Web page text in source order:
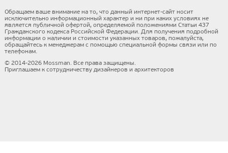
Обращаем ваше внимание на то, что данный интернет-сайт носит
исключительно информационный характер и ни при каких условиях не
является публичной офертой, определяемой положениями Статьи 437
Гражданского кодекса Российской Федерации. Для получения подробной
информации о наличии и стоимости указанных товаров, пожалуйста,
обращайтесь к менеджерам с помощью специальной формы связи или по
телефонам.
© 2014-2026 Mossman. Все права защищены.
Приглашаем к сотрудничеству дизайнеров и архитекторов